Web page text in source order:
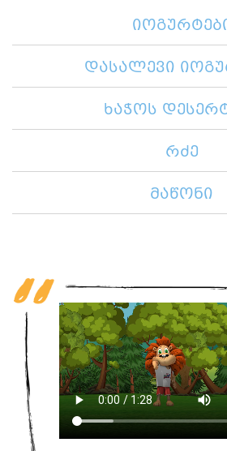
დასალევი
ხაჭოს
რძე
მაწონი